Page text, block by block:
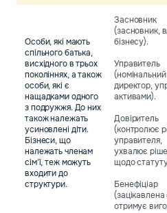
Особи, які мають
спільного батька,
висхідного в трьох
поколіннях, а також
особи, які є
нащадками одного
з подружжя. До них
також належать
усиновлені діти.
Бізнеси, що
належать членам
сім’ї, теж можуть
входити до
структури.
Засновник
(засновник,
бізнесу).
Управитель
(номінальний
директор,
активами).
Довіритель
(контролює
управителя,
ухвалює
щодо
Бенефіціар
отримує